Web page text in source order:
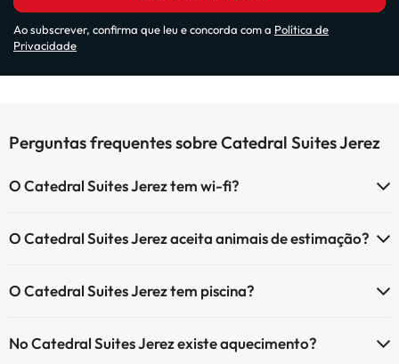
Ao subscrever, confirma que leu e concorda com a Política de
Privacidade
Perguntas frequentes sobre Catedral Suites Jerez
O Catedral Suites Jerez tem wi-fi?
O Catedral Suites Jerez aceita animais de estimação?
pedido e com pagamento directo no local). Consulte as condições.
O Catedral Suites Jerez tem piscina?
Aqui tem mais info sobre a piscina e outras facilidades.
No Catedral Suites Jerez existe aquecimento?